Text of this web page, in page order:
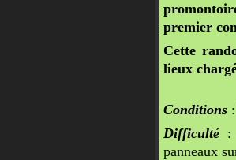
premier
Cette
lieux
Conditions
Difficulté:
panneaux